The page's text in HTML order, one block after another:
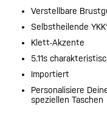
Verstellbare
Selbstheilende
Klett-Akzente
5.11s
Importiert
Personalisiere
speziellen Taschen